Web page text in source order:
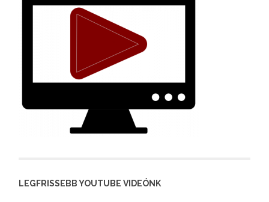
LEGFRISSEBB YOUTUBE VIDEÓNK